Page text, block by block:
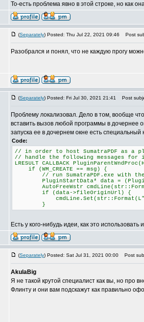
То-есть проблема явно в этой строке, но как
(Separately) Posted: Thu Jul 22, 2021 09:46 Post
Разобрался и понял, что не каждую прогу
(Separately) Posted: Fri Jul 30, 2021 21:41 Post
Проблему локализовал. Дело в том, вообще
вставить вызов любой программы в дочернее
запуска ее в дочернем окне есть
Code:
// in order to host SumatraPDF as a
// handle the following messages
LRESULT CALLBACK
if (WM_CREATE == msg) {
// run SumatraPDF.exe with the -
PluginStartData* data =
AutoFreeWstr
if (data->fileOriginUrl) {
cmdLine.Set(str::Format(L"-
}
Есть у кого-нибудь идеи, как это
(Separately) Posted: Sat Jul 31, 2021 00:00 Post
AkulaBig
Я не такой крутой специалист как вы, но про
Флинту и они вам подскажут как правильно